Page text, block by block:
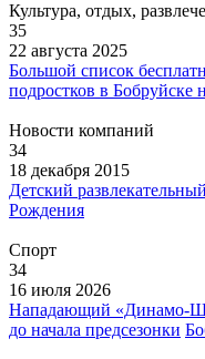
Культура, отдых,
35
22 августа 2025
Большой список
подростков в
Новости компаний
34
18 декабря 2015
Детский
Рождения
Спорт
34
16 июля 2026
Нападающий «Динамо-
до начала предсезонки